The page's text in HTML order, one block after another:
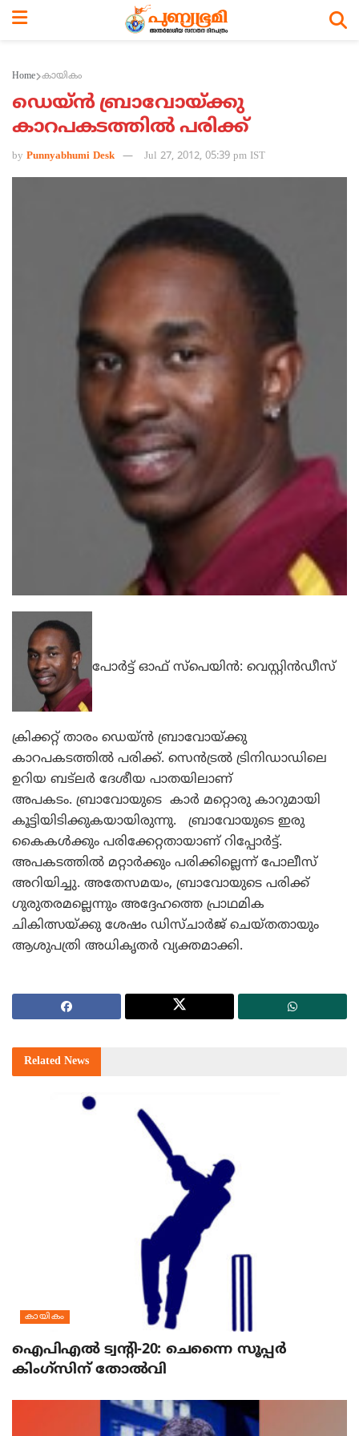
Home കായികം
ഡെയ്ന്‍ ബ്രാവോയ്ക്കു
കാറപകടത്തില്‍ പരിക്ക്
by Punnyabhumi Desk Jul 27, 2012, 05:39 pm IST
പോര്‍ട്ട് ഓഫ് സ്പെയിന്‍: വെസ്റ്റിന്‍ഡീസ്
ക്രിക്കറ്റ് താരം ഡെയ്ന്‍ ബ്രാവോയ്ക്കു
കാറപകടത്തില്‍ പരിക്ക്. സെന്‍ട്രല്‍ ട്രിനിഡാഡിലെ
ഉറിയ ബട്ലര്‍ ദേശീയ പാതയിലാണ്
അപകടം. ബ്രാവോയുടെ കാര്‍ മറ്റൊരു കാറുമായി
കൂട്ടിയിടിക്കുകയായിരുന്നു. ബ്രാവോയുടെ ഇരു
കൈകള്‍ക്കും പരിക്കേറ്റതായാണ് റിപ്പോര്‍ട്ട്.
അപകടത്തില്‍ മറ്റാര്‍ക്കും പരിക്കില്ലെന്ന് പോലീസ്
അറിയിച്ചു. അതേസമയം, ബ്രാവോയുടെ പരിക്ക്
ഗുരുതരമല്ലെന്നും അദ്ദേഹത്തെ പ്രാഥമിക
ചികിത്സയ്ക്കു ശേഷം ഡിസ്ചാര്‍ജ് ചെയ്തതായും
ആശുപത്രി അധികൃതര്‍ വ്യക്തമാക്കി.
Related News
കായികം
ഐപിഎല്‍ ട്വന്റി-20: ചെന്നൈ സൂപ്പര്‍
കിംഗ്‌സിന് തോല്‍വി